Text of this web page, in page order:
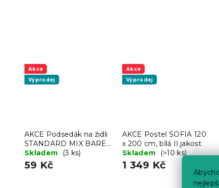
Akce
Výprodej
AKCE Podsedák na židli
STANDARD MIX BAREV
II. jakost
Skladem (3 ks)
59 Kč
Akce
Výprodej
AKCE Postel SOFIA 120
x 200 cm, bílá II.jakost
Skladem
(>10 ks)
1 349 Kč